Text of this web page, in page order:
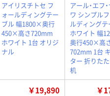
アイリスチトセ フ
ォールディングテー
ブル 幅1800×奥行
450×高さ720mm
ホワイト 1台 オリジ
ナル
アール・エフ
ワ シンプル
ルディング
ホワイト 幅
奥行450×高
702mm 1台
ター 折りた
机
￥19,890 ￥